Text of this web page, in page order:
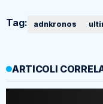
Tag: adnkronos
ARTICOLI